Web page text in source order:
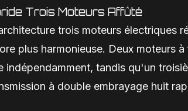
Trois Moteurs Affûté
trois moteurs électriques
plus harmonieuse. Deux moteurs
indépendamment, tandis qu'un
à double embrayage huit